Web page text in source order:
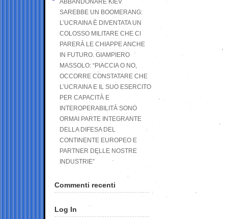
ABBANDONARE KIEV
SAREBBE UN BOOMERANG:
L’UCRAINA È DIVENTATA UN
COLOSSO MILITARE CHE CI
PARERÀ LE CHIAPPE ANCHE
IN FUTURO. GIAMPIERO
MASSOLO: “PIACCIA O NO,
OCCORRE CONSTATARE CHE
L’UCRAINA E IL SUO ESERCITO
PER CAPACITÀ E
INTEROPERABILITÀ SONO
ORMAI PARTE INTEGRANTE
DELLA DIFESA DEL
CONTINENTE EUROPEO E
PARTNER DELLE NOSTRE
INDUSTRIE”
Commenti recenti
Log In